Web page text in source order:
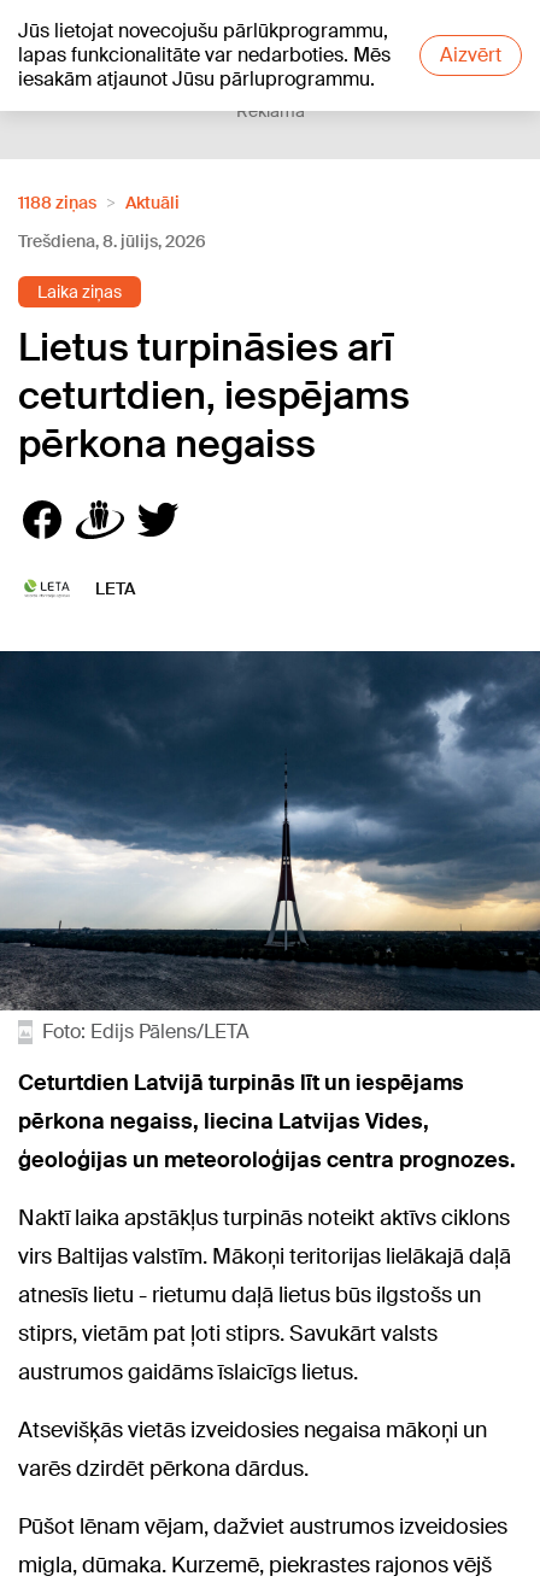
Jūs lietojat novecojušu pārlūkprogrammu,
lapas funkcionalitāte var nedarboties. Mēs
iesakām atjaunot Jūsu pārluprogrammu.
Aizvērt
+25°C
Reklāma
1188 ziņas
Aktuāli
Trešdiena, 8. jūlijs, 2026
Laika ziņas
Lietus turpināsies arī
ceturtdien, iespējams
pērkona negaiss
LETA
Foto: Edijs Pālens/LETA
Ceturtdien Latvijā turpinās līt un iespējams
pērkona negaiss, liecina Latvijas Vides,
ģeoloģijas un meteoroloģijas centra prognozes.
Naktī laika apstākļus turpinās noteikt aktīvs ciklons
virs Baltijas valstīm. Mākoņi teritorijas lielākajā daļā
atnesīs lietu - rietumu daļā lietus būs ilgstošs un
stiprs, vietām pat ļoti stiprs. Savukārt valsts
austrumos gaidāms īslaicīgs lietus.
Atsevišķās vietās izveidosies negaisa mākoņi un
varēs dzirdēt pērkona dārdus.
Pūšot lēnam vējam, dažviet austrumos izveidosies
migla, dūmaka. Kurzemē, piekrastes rajonos vējš